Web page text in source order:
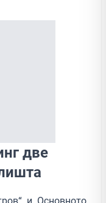
две
и Основното